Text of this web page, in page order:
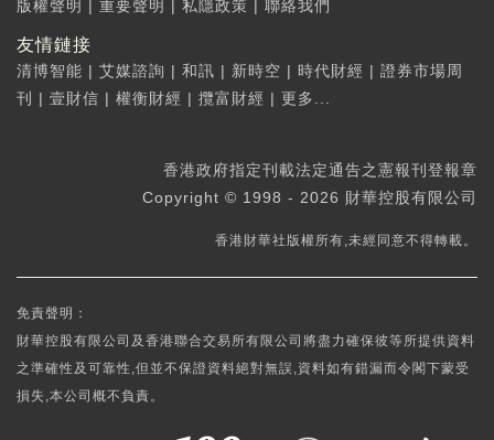
版權聲明 | 重要聲明 | 私隱政策 | 聯絡我們
友情鏈接
清博智能 | 艾媒諮詢 | 和訊 | 新時空 | 時代財經 | 證券市場周
刊
| 壹財信 | 權衡財經 | 攬富財經 | 更多...
香港政府指定刊載法定通告之憲報刊登報章
Copyright © 1998 - 2026 財華控股有限公司
香港財華社版權所有,未經同意不得轉載。
免責聲明：
財華控股有限公司及香港聯合交易所有限公司將盡力確保彼等所提供資料
之準確性及可靠性,但並不保證資料絕對無誤,資料如有錯漏而令閣下蒙受
損失,本公司概不負責。